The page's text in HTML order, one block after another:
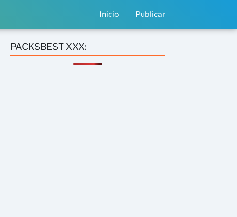
Inicio Publicar
PACKSBEST XXX: